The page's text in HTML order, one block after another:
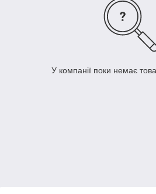
У компанії поки немає